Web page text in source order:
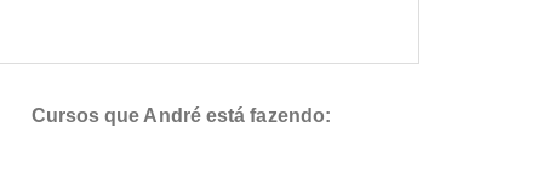
Cursos que André está fazendo: